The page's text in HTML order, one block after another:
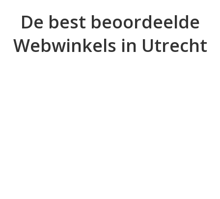
De best beoordeelde
Webwinkels in Utrecht